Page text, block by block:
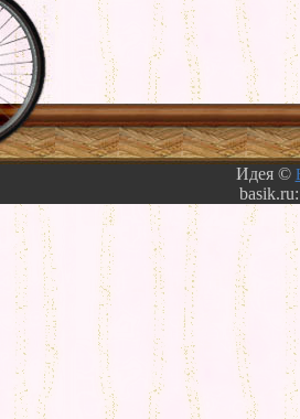
Идея ©